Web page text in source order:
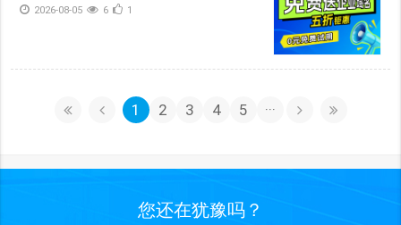
2026-08-05 6 1
1 2 3 4 5 ···
您还在犹豫吗？